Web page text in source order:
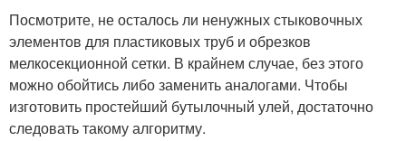
Посмотрите, не осталось ли ненужных стыковочных
элементов для пластиковых труб и обрезков
мелкосекционной сетки. В крайнем случае, без этого
можно обойтись либо заменить аналогами. Чтобы
изготовить простейший бутылочный улей, достаточно
следовать такому алгоритму.